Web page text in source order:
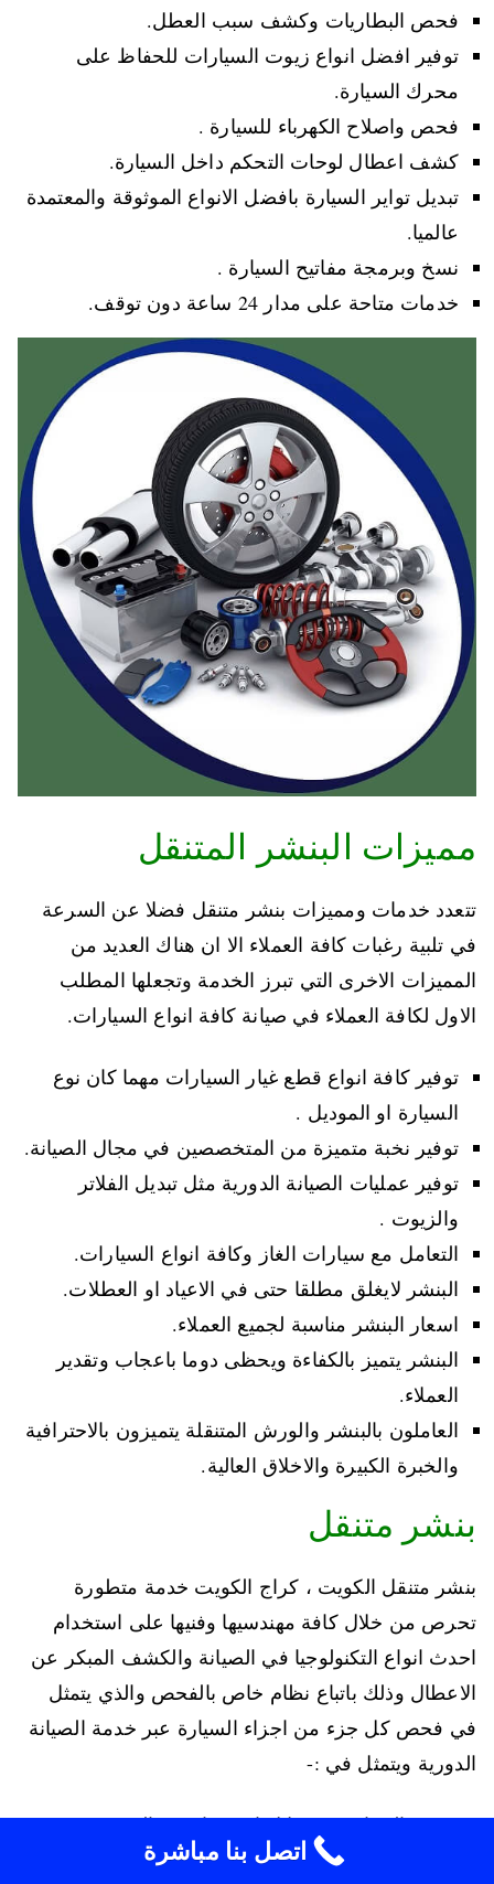
فحص البطاريات وكشف سبب العطل.
توفير افضل انواع زيوت السيارات للحفاظ على
محرك السيارة.
فحص واصلاح الكهرباء للسيارة .
كشف اعطال لوحات التحكم داخل السيارة.
تبديل تواير السيارة بافضل الانواع الموثوقة والمعتمدة
عالميا.
نسخ وبرمجة مفاتيح السيارة .
خدمات متاحة على مدار 24 ساعة دون توقف.
مميزات البنشر المتنقل
تتعدد خدمات ومميزات بنشر متنقل فضلا عن السرعة
في تلبية رغبات كافة العملاء الا ان هناك العديد من
المميزات الاخرى التي تبرز الخدمة وتجعلها المطلب
الاول لكافة العملاء في صيانة كافة انواع السيارات.
توفير كافة انواع قطع غيار السيارات مهما كان نوع
السيارة او الموديل .
توفير نخبة متميزة من المتخصصين في مجال الصيانة.
توفير عمليات الصيانة الدورية مثل تبديل الفلاتر
والزيوت .
التعامل مع سيارات الغاز وكافة انواع السيارات.
البنشر لايغلق مطلقا حتى في الاعياد او العطلات.
اسعار البنشر مناسبة لجميع العملاء.
البنشر يتميز بالكفاءة ويحظى دوما باعجاب وتقدير
العملاء.
العاملون بالبنشر والورش المتنقلة يتميزون بالاحترافية
والخبرة الكبيرة والاخلاق العالية.
بنشر متنقل
بنشر متنقل الكويت ، كراج الكويت خدمة متطورة
تحرص من خلال كافة مهندسيها وفنيها على استخدام
احدث انواع التكنولوجيا في الصيانة والكشف المبكر عن
الاعطال وذلك باتباع نظام خاص بالفحص والذي يتمثل
في فحص كل جزء من اجزاء السيارة عبر خدمة الصيانة
الدورية ويتمثل في :-
فحص السيارة من خلال احدث اجهزة الفحص.
كشف كافة برمجيات اللوحات الخاصة بالسيارة.
اتصل بنا مباشرة